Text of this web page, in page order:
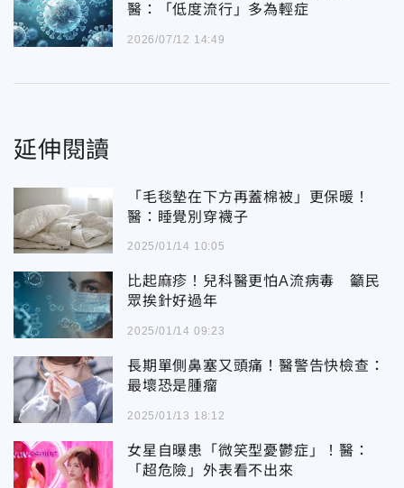
醫：「低度流行」多為輕症
2026/07/12 14:49
延伸閱讀
「毛毯墊在下方再蓋棉被」更保暖！
醫：睡覺別穿襪子
2025/01/14 10:05
比起麻疹！兒科醫更怕A流病毒 籲民
眾挨針好過年
2025/01/14 09:23
長期單側鼻塞又頭痛！醫警告快檢查：
最壞恐是腫瘤
2025/01/13 18:12
女星自曝患「微笑型憂鬱症」！醫：
「超危險」外表看不出來